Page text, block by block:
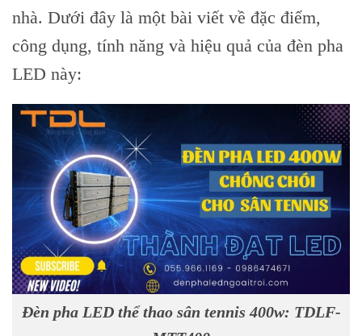
nhà. Dưới đây là một bài viết về đặc điểm,
công dụng, tính năng và hiệu quả của đèn pha
LED này:
Đèn pha LED thể thao sân tennis 400w: TDLF-